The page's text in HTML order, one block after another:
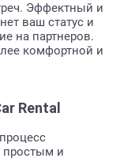
Эффектный и
ваш статус и
на партнеров.
комфортной и
Rental
и